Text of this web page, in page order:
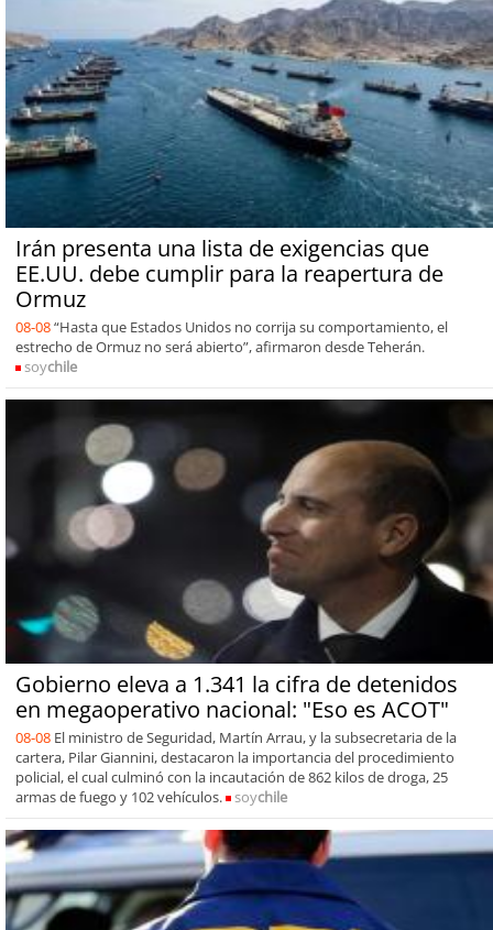
Irán presenta una lista de exigencias que
EE.UU. debe cumplir para la reapertura de
Ormuz
08-08“Hasta que Estados Unidos no corrija su comportamiento, el
estrecho de Ormuz no será abierto”, afirmaron desde Teherán.
soychile
Gobierno eleva a 1.341 la cifra de detenidos
en megaoperativo nacional: "Eso es ACOT"
08-08 El ministro de Seguridad, Martín Arrau, y la subsecretaria de la
cartera, Pilar Giannini, destacaron la importancia del procedimiento
policial, el cual culminó con la incautación de 862 kilos de droga, 25
armas de fuego y 102 vehículos.
soychile